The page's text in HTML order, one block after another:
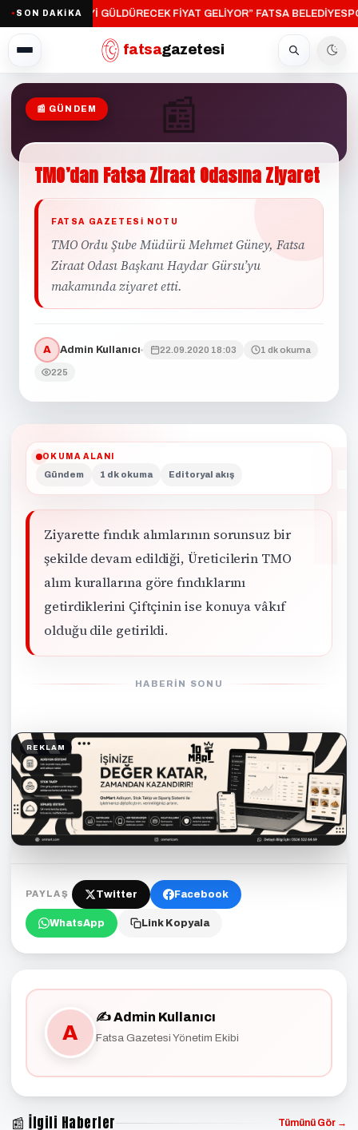
● SON DAKİKA
“ÜRETİCİYİ GÜLDÜRECEK FİYAT GELİYOR”·FATSA
fatsagazetesi
📰
📰 GÜNDEM
TMO’dan FatsaZiraat OdasınaZiyaret
FATSA GAZETESI NOTU
TMO Ordu Şube Müdürü Mehmet Güney, Fatsa
Ziraat Odası Başkanı Haydar Gürsu’yu
makamında ziyaret etti.
A Admin Kullanıcı 22.09.2020 18:03 1 dk okuma
225
OKUMA ALANI
Gündem 1 dk okuma Editoryal akış
Ziyarette fındık alımlarının sorunsuz bir
şekilde devam edildiği, Üreticilerin TMO
alım kurallarına göre fındıklarını
getirdiklerini Çiftçinin ise konuya vâkıf
olduğu dile getirildi.
HABERIN SONU
REKLAM
PAYLAŞ Twitter Facebook
WhatsApp Link Kopyala
A
✍️ Admin Kullanıcı
Fatsa Gazetesi Yönetim Ekibi
📰 İlgili Haberler Tümünü Gör →